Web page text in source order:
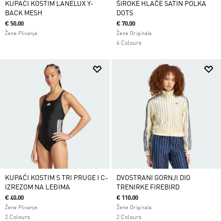
KUPAĆI KOSTIM LANELUX Y-
BACK MESH
€ 50.00
Žene Plivanje
ŠIROKE HLAČE SATIN POLKA
DOTS
€ 70.00
Žene Originals
6 Colours
KUPAĆI KOSTIM S TRI PRUGE I C-
IZREZOM NA LEĐIMA
€ 40.00
Žene Plivanje
2 Colours
DVOSTRANI GORNJI DIO
TRENIRKE FIREBIRD
€ 110.00
Žene Originals
2 Colours